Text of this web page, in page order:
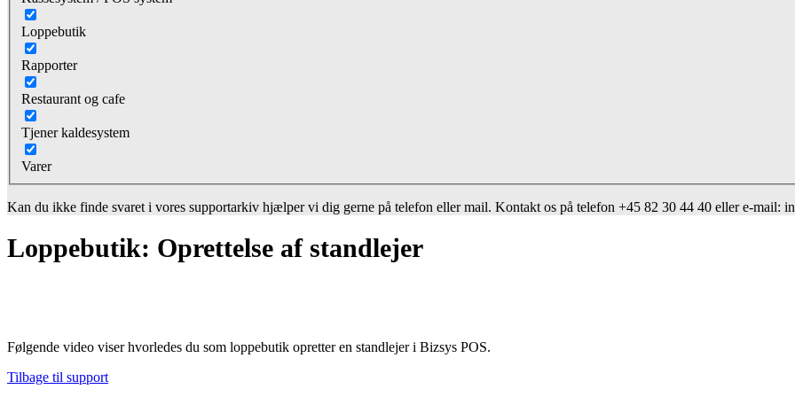
Loppebutik
Rapporter
Restaurant og cafe
Tjener kaldesystem
Varer
Kan du ikke finde svaret i vores supportarkiv hjælper vi dig gerne på telefon eller mail. Kontakt os på telefon +45 82 30 44 40 eller e-mail:
Loppebutik: Oprettelse af standlejer
Følgende video viser hvorledes du som loppebutik opretter en standlejer i Bizsys POS.
Tilbage til support